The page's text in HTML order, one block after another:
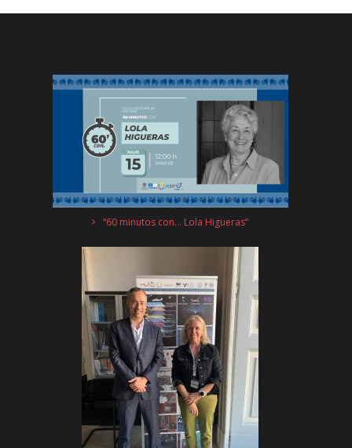
“60 minutos con… Lola Higueras”